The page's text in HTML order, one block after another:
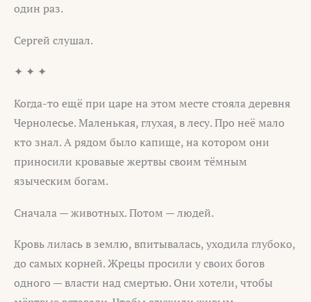
один раз.
Сергей слушал.
✦ ✦ ✦
Когда-то ещё при царе на этом месте стояла деревня
Чернолесье. Маленькая, глухая, в лесу. Про неё мало
кто знал. А рядом было капище, на котором они
приносили кровавые жертвы своим тёмным
языческим богам.
Сначала — животных. Потом — людей.
Кровь лилась в землю, впитывалась, уходила глубоко,
до самых корней. Жрецы просили у своих богов
одного — власти над смертью. Они хотели, чтобы